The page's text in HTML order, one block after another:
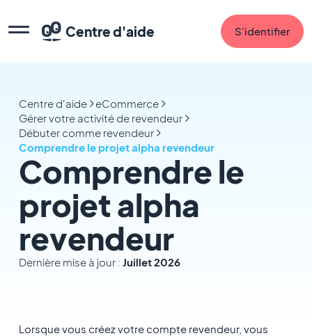
Centre d'aide S'identifier
Centre d'aide
eCommerce
Gérer votre activité de revendeur
Débuter comme revendeur
Comprendre le projet alpha revendeur
Comprendre le
projet alpha
revendeur
Dernière mise à jour : Juillet 2026
Lorsque vous créez votre compte revendeur, vous